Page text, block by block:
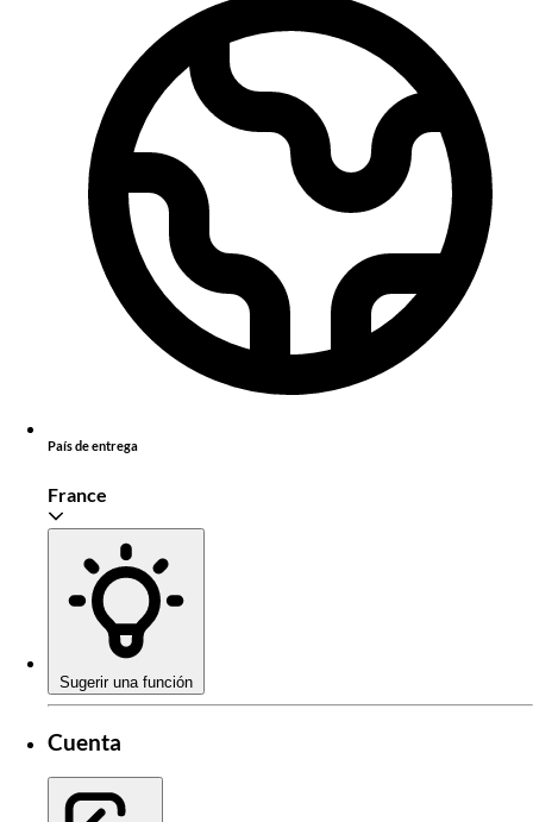
País de entrega
France
Sugerir una función
Cuenta